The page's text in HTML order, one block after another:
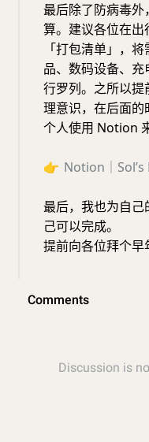
最后除了防病毒
算。建议各位在
「打包清单」，
品、数码设备、
行罗列。之所以
理意识，在后面
个人使用 Notion
👉 Notion
最后，我也为自己
己可以完成。
提前向各位拜个早